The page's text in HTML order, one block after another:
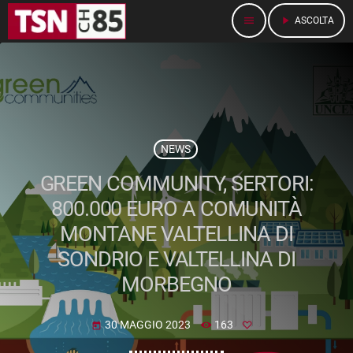
menu play_arrow ASCOLTA
NEWS
GREEN COMMUNITY, SERTORI:
800.000 EURO A COMUNITÀ
MONTANE VALTELLINA DI
SONDRIO E VALTELLINA DI
MORBEGNO
today 30 MAGGIO 2023 163